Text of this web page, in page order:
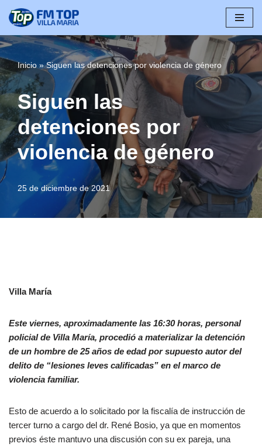
al
contenido
Inicio »Siguen las detenciones por violencia de género
Siguen las
detenciones por
violencia de género
25 de diciembre de 2021
Villa María
Este viernes, aproximadamente las 16:30 horas, personal
policial de Villa María, procedió a materializar la detención
de un hombre de 25 años de edad por supuesto autor del
delito de “lesiones leves calificadas” en el marco de
violencia familiar.
Esto de acuerdo a lo solicitado por la fiscalía de instrucción de
tercer turno a cargo del dr. René Bosio, ya que en momentos
previos éste mantuvo una discusión con su ex pareja, una